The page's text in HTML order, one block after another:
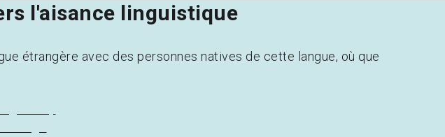
l'aisance linguistique
étrangère avec des personnes natives de cette langue, où que